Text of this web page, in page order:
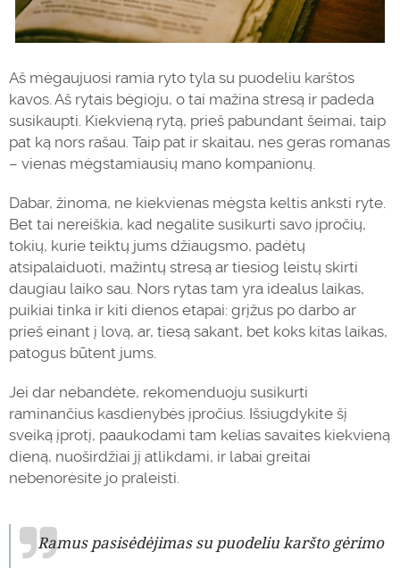
Aš mėgaujuosi ramia ryto tyla su puodeliu karštos
kavos. Aš rytais bėgioju, o tai mažina stresą ir padeda
susikaupti. Kiekvieną rytą, prieš pabundant šeimai, taip
pat ką nors rašau. Taip pat ir skaitau, nes geras romanas
– vienas mėgstamiausių mano kompanionų.
Dabar, žinoma, ne kiekvienas mėgsta keltis anksti ryte.
Bet tai nereiškia, kad negalite susikurti savo įpročių,
tokių, kurie teiktų jums džiaugsmo, padėtų
atsipalaiduoti, mažintų stresą ar tiesiog leistų skirti
daugiau laiko sau. Nors rytas tam yra idealus laikas,
puikiai tinka ir kiti dienos etapai: grįžus po darbo ar
prieš einant į lovą, ar, tiesą sakant, bet koks kitas laikas,
patogus būtent jums.
Jei dar nebandėte, rekomenduoju susikurti
raminančius kasdienybės įpročius. Išsiugdykite šį
sveiką įprotį, paaukodami tam kelias savaites kiekvieną
dieną, nuoširdžiai jį atlikdami, ir labai greitai
nebenorėsite jo praleisti.
Ramus pasisėdėjimas su puodeliu karšto gėrimo